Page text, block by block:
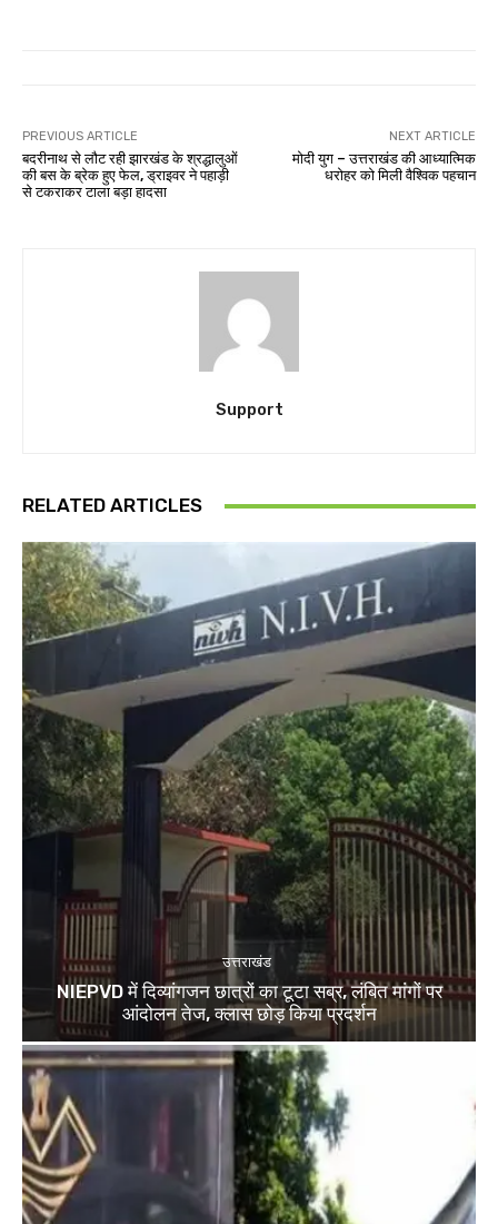
PREVIOUS ARTICLE
बदरीनाथ से लौट रही झारखंड के श्रद्धालुओं
की बस के ब्रेक हुए फेल, ड्राइवर ने पहाड़ी
से टकराकर टाला बड़ा हादसा
NEXT ARTICLE
मोदी युग – उत्तराखंड की आध्यात्मिक
धरोहर को मिली वैश्विक पहचान
Support
RELATED ARTICLES
उत्तराखंड
NIEPVD में दिव्यांगजन छात्रों का टूटा सब्र, लंबित मांगों पर
आंदोलन तेज, क्लास छोड़ किया प्रदर्शन